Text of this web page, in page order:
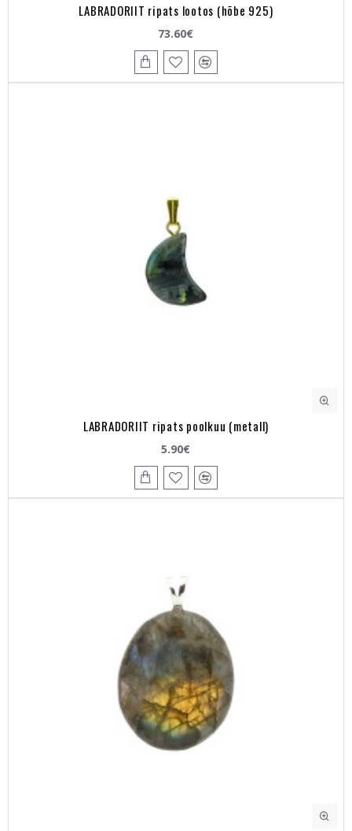
LABRADORIIT ripats lootos (hõbe 925)
73.60€
LABRADORIIT ripats poolkuu (metall)
5.90€